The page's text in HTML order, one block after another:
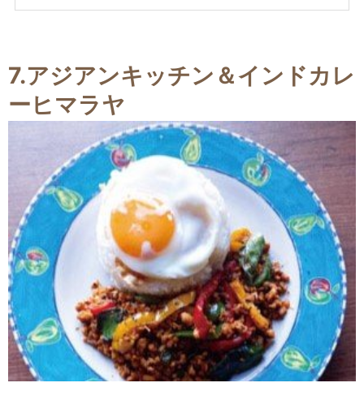
7.アジアンキッチン＆インドカレ
ーヒマラヤ